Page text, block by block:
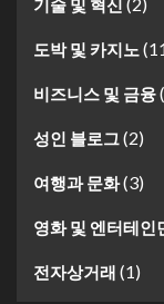
기술 및 혁신
도박 및 카지노
비즈니스 및 금융
성인 블로그(2)
여행과 문화(3)
영화 및 엔터테인
전자상거래 (1)